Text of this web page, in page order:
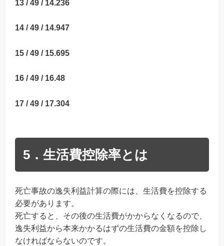
13 / 49 / 14.236
14 / 49 / 14.947
15 / 49 / 15.695
16 / 49 / 16.48
17 / 49 / 17.304
5．生活費控除率とは
死亡事故の逸失利益計算の際には、生活費を控除する
必要があります。
死亡すると、その後の生活費がかからなくなるので、
逸失利益から本来かかるはずの生活費の金額を控除し
なければならないのです。